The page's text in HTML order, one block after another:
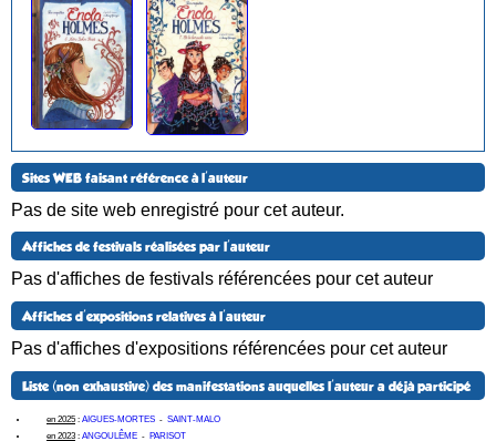
Sites WEB faisant référence à l'auteur
Pas de site web enregistré pour cet auteur.
Affiches de festivals réalisées par l'auteur
Pas d'affiches de festivals référencées pour cet auteur
Affiches d'expositions relatives à l'auteur
Pas d'affiches d'expositions référencées pour cet auteur
Liste (non exhaustive) des manifestations auquelles l'auteur a déjà participé
en 2025 : AIGUES-MORTES - SAINT-MALO
en 2023 : ANGOULÊME - PARISOT